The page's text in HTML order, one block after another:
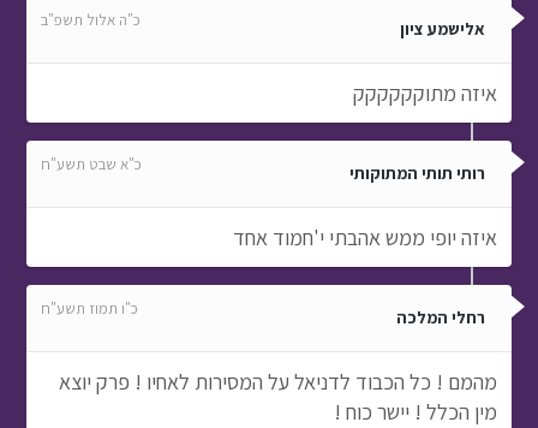
אלישמע ציון כ"ה אלול תשפ"ב
איזה מתוקקקקקק
רותי תותי המתוקותי כ"א שבט תשע"ח
איזה יופי ממש אהבתי י'חמוד אחד
רחלי המלכה כ"ו תמוז תשע"ח
מהמם ! כל הכבוד לדניאל על המסירות לאחיו ! פרק יוצא
מין הכלל ! יישר כוח !